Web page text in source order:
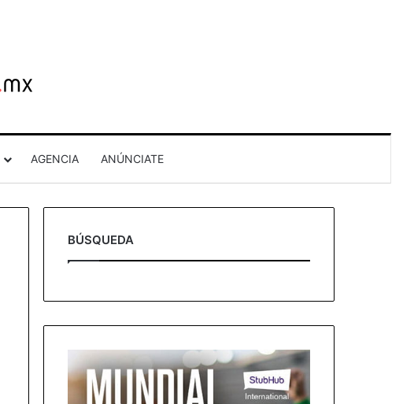
AGENCIA ANÚNCIATE
BÚSQUEDA